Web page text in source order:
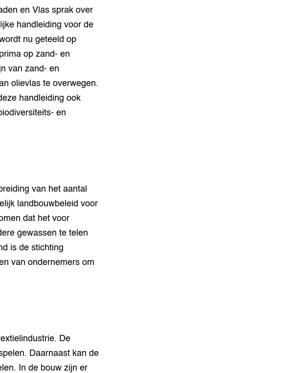
en Vlas sprak over
handleiding voor de
nu geteeld op
op zand- en
van zand- en
olievlas te overwegen.
handleiding ook
en
van het aantal
landbouwbeleid voor
dat het voor
gewassen te telen
is de stichting
van ondernemers om
De
Daarnaast kan de
In de bouw zijn er